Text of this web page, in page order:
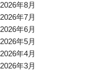
2026年8月
2026年7月
2026年6月
2026年5月
2026年4月
2026年3月